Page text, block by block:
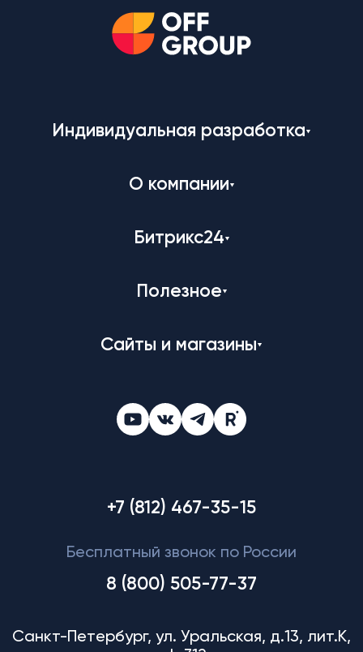
Индивидуальная разработка
О компании
Битрикс24
Полезное
Сайты и магазины
+7 (812) 467-35-15
Бесплатный звонок по России
8 (800) 505-77-37
Санкт-Петербург, ул. Уральская, д.13, лит.К,